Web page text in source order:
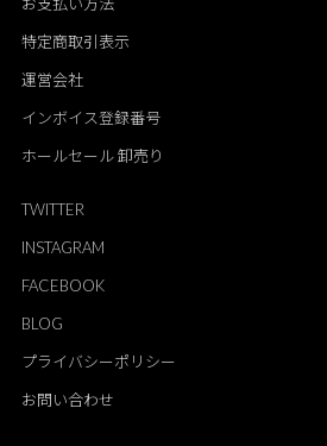
特定商取引表示
運営会社
インボイス登録番号
ホールセール 卸売り
TWITTER
INSTAGRAM
FACEBOOK
BLOG
プライバシーポリシー
お問い合わせ